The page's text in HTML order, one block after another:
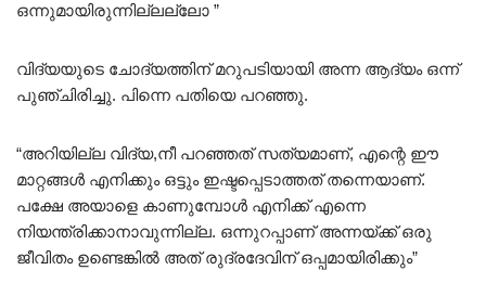
ഒന്നുമായിരുന്നില്ലല്ലോ ”
വിദ്യയുടെ ചോദ്യത്തിന് മറുപടിയായി അന്ന ആദ്യം ഒന്ന്
പുഞ്ചിരിച്ചു. പിന്നെ പതിയെ പറഞ്ഞു.
“അറിയില്ല വിദ്യ,നീ പറഞ്ഞത് സത്യമാണ്, എന്റെ ഈ
മാറ്റങ്ങൾ എനിക്കും ഒട്ടും ഇഷ്ടപ്പെടാത്തത് തന്നെയാണ്.
പക്ഷേ അയാളെ കാണുമ്പോൾ എനിക്ക് എന്നെ
നിയന്ത്രിക്കാനാവുന്നില്ല. ഒന്നുറപ്പാണ് അന്നയ്ക്ക് ഒരു
ജീവിതം ഉണ്ടെങ്കിൽ അത് രുദ്രദേവിന് ഒപ്പമായിരിക്കും”